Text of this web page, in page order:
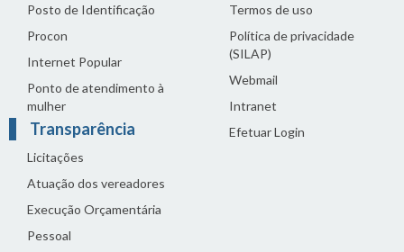
Posto de Identificação
Procon
Internet Popular
Ponto de atendimento à
mulher
Transparência
Licitações
Atuação dos vereadores
Execução Orçamentária
Pessoal
Termos de uso
Política de privacidade
(SILAP)
Webmail
Intranet
Efetuar Login